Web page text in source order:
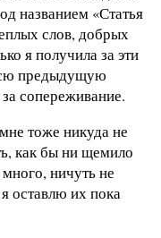
названием «Статья
слов, добрых
я получила за эти
предыдущую
сопереживание.
тоже никуда не
как бы ни щемило
ничуть не
оставлю их пока